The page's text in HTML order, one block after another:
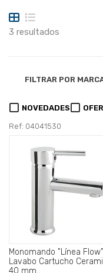
3 resultados
FILTRAR POR
NOVEDADES
Ref: 04041530
Monomando "Línea Flow"
Lavabo Cartucho